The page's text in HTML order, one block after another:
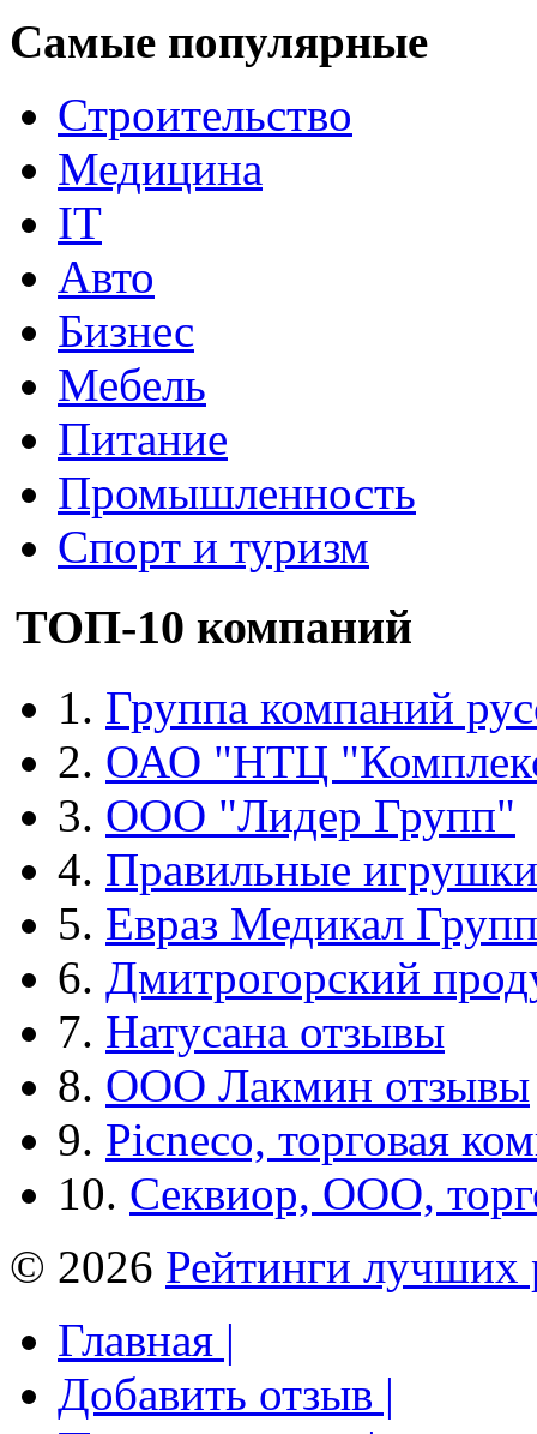
Самые популярные
Строительство
Медицина
IT
Авто
Бизнес
Мебель
Питание
Промышленность
Спорт и туризм
ТОП-10 компаний
1. Группа компаний
2. ОАО "НТЦ
3. ООО "Лидер Групп"
4. Правильные игрушки
5. Евраз Медикал Групп
6. Дмитрогорский
7. Натусана отзывы
8. ООО Лакмин отзывы
9. Picneco, торговая
10. Секвиор, ООО,
© 2026 Рейтинги лучших
Главная |
Добавить отзыв |